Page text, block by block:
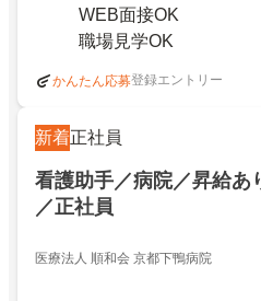
WEB面接OK
職場見学OK
かんたん応募登録エントリー
新着正社員
看護助手／病院／昇給あ
／正社員
医療法人 順和会 京都下鴨病院